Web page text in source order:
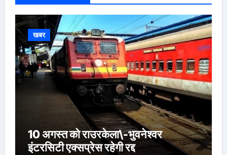
खबर
10 अगस्त को राउरकेला\-भुवनेश्वर
इंटरसिटी एक्सप्रेस रहेगी रद्द